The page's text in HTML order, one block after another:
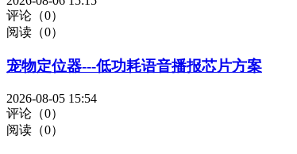
评论（0）
阅读（0）
宠物定位器---低功耗语音播报芯片方案
2026-08-05 15:54
评论（0）
阅读（0）